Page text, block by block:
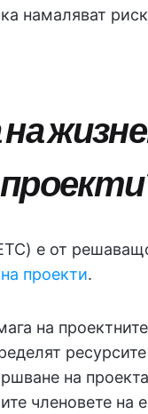
намаляват
е от
проекти.
на
на
членовете на